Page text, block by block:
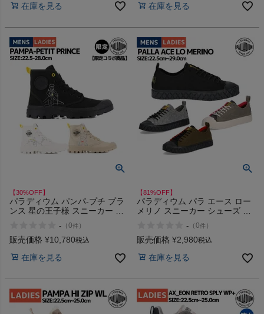
在庫を見る 在庫を見る
【30%OFF】
パラディウム パンパ-プチ プラ
ンス 星の王子様 スニーカー シ
ハイカット カジュアル 限定 コ
ラボ 星の王子さま 絵本 童話 メ
PETIT PRINCE 74449 アウトレ
- （0件 ）
販売価格 ¥10,780税込
在庫を見る
【81%OFF】
パラディウム パラ エース ロー
メリノ スニーカー シューズ 厚
メリノウール カジュアル
PALLADIUM PALLA ACE LO
セール
- （0件 ）
販売価格 ¥2,980税込
在庫を見る